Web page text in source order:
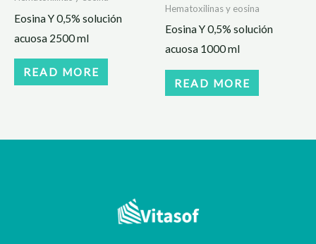
Eosina Y 0,5% solución
acuosa 2500 ml
READ MORE
Hematoxilinas y eosina
Eosina Y 0,5% solución
acuosa 1000 ml
READ MORE